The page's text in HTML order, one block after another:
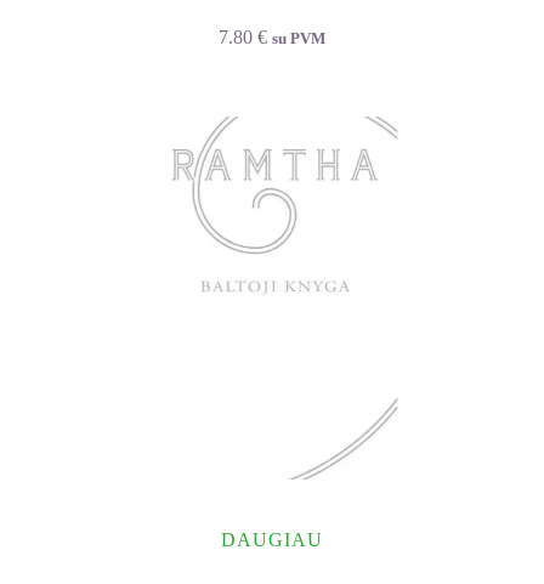
7.80 € su PVM
DAUGIAU